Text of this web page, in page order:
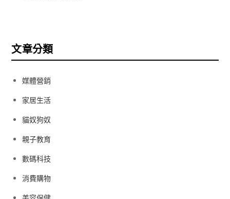
文章分類
媒體營銷
家居生活
貓奴狗奴
親子教育
數碼科技
消費購物